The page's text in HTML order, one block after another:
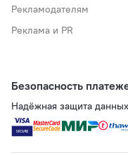
Рекламодателям
Реклама и PR
Безопасность
Надёжная защита